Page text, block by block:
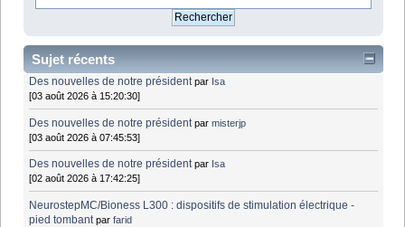
Sujet récents
Des nouvelles de notre président par Isa
[03 août 2026 à 15:20:30]
Des nouvelles de notre président parmisterjp
[03 août 2026 à 07:45:53]
Des nouvelles de notre président par Isa
[02 août 2026 à 17:42:25]
NeurostepMC/Bioness L300 : dispositifs de stimulation électrique -
pied tombant parfarid